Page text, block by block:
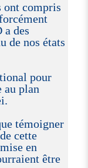
ont compris
a des
de nos états
pour
au plan
témoigner
cette
en
être